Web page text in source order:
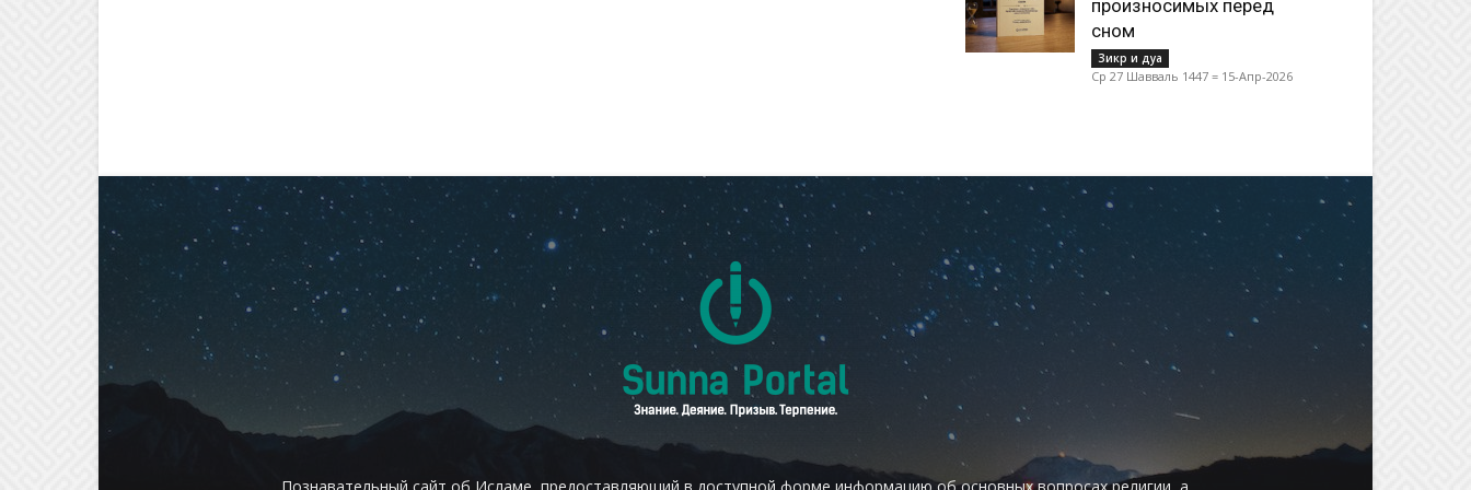
произносимых перед
сном
Зикр и дуа
Ср 27 Шавваль 1447 = 15-Апр-2026